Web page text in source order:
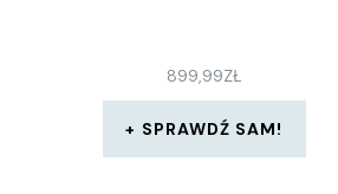
899,99ZŁ
SPRAWDŹ SAM!